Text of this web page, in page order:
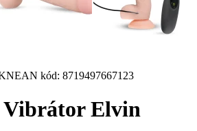
EAN kód: 8719497667123
Vibrátor Elvin